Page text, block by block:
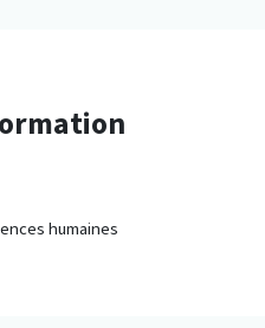
humaines